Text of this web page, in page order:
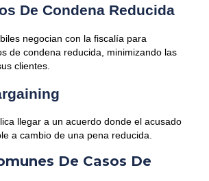
De Condena Reducida
negocian con la fiscalía para
de condena reducida, minimizando las
clientes.
llegar a un acuerdo donde el acusado
a cambio de una pena reducida.
De Casos De